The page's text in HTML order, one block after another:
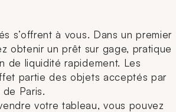
s’offrent à vous. Dans un premier
obtenir un prêt sur gage, pratique
de liquidité rapidement. Les
partie des objets acceptés par
Paris.
votre tableau, vous pouvez